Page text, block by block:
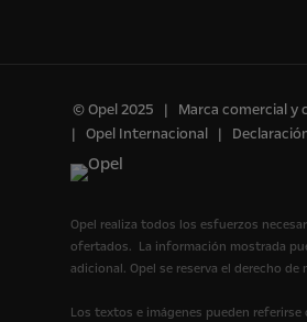
© Opel 2025 Marca comercial y
Opel Internacional
Opel realiza todos los esfuerzos
ofertados. La información mostrada
adicional. Opel se reserva el derecho
Los textos e imágenes pueden